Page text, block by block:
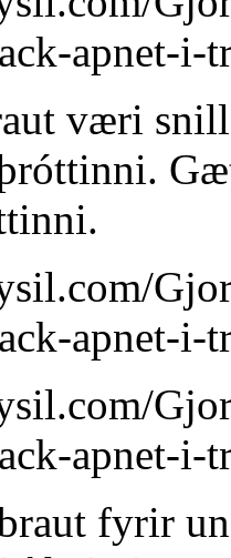
apnet-i-
væri
apnet-i-
apnet-i-
fyrir